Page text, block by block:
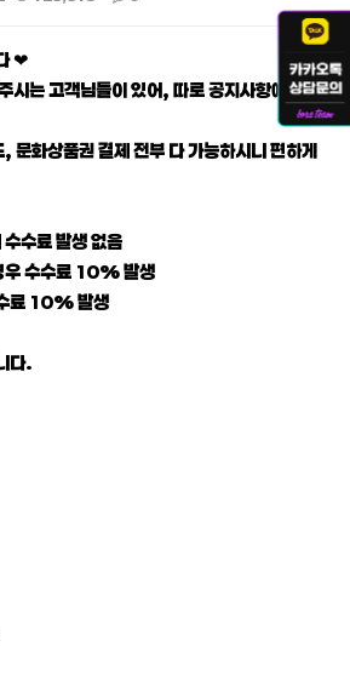
❤
시는 고객님들이 있어, 따로 공지사항에 게재
문화상품권 결제 전부 다 가능하시니 편하게
수료 발생 없음
우 수수료 10% 발생
료 10% 발생
다.